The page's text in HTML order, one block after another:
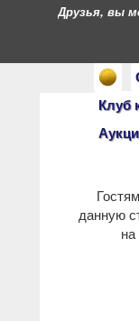
Клуб
Друзья, вы
данную